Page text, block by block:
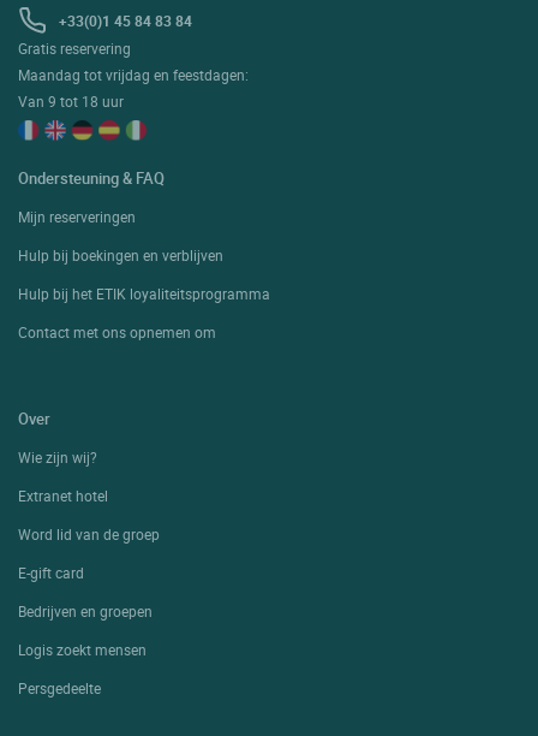
+33(0)1 45 84 83 84
Gratis reservering
Maandag tot vrijdag en feestdagen:
Van 9 tot 18 uur
Ondersteuning & FAQ
Mijn reserveringen
Hulp bij boekingen en verblijven
Hulp bij het ETIK loyaliteitsprogramma
Contact met ons opnemen om
Over
Wie zijn wij?
Extranet hotel
Word lid van de groep
E-gift card
Bedrijven en groepen
Logis zoekt mensen
Persgedeelte